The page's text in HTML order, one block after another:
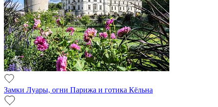
Замки Луары, огни Парижа и готика Кёльна